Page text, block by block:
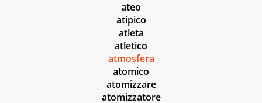
ateo
atipico
atleta
atletico
atmosfera
atomico
atomizzare
atomizzatore